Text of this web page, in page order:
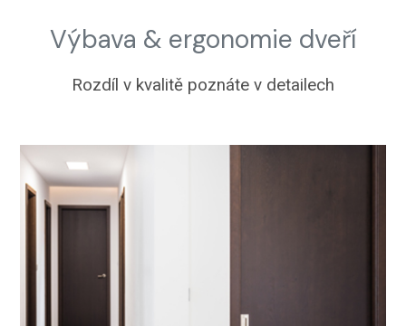
Výbava & ergonomie dveří
Rozdíl v kvalitě poznáte v detailech